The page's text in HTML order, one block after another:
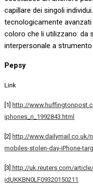
capillare dei singoli
tecnologicamente
coloro che li utilizzano: da
interpersonale a
Pepsy
Link
[1]
http://
iphones_n_1992843.html
[2] http://www.dailymail.co.uk/
mobiles-stolen-day-iPhone-
[3] http://uk.reuters.com/
idUKKBN0LF09320150211